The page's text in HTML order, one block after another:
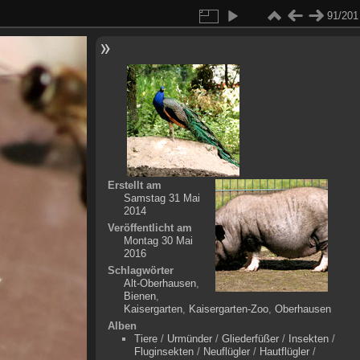
91/201
Erstellt am
Samstag 31 Mai
2014
Veröffentlicht am
Montag 30 Mai
2016
Schlagwörter
Alt-Oberhausen,
Bienen,
Kaisergarten, Kaisergarten-Zoo, Oberhausen
Alben
Tiere/ Urmünder/ Gliederfüßer/ Insekten/
Fluginsekten/ Neuflügler/ Hautflügler/